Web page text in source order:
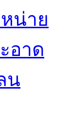
น่าย
อาด
น